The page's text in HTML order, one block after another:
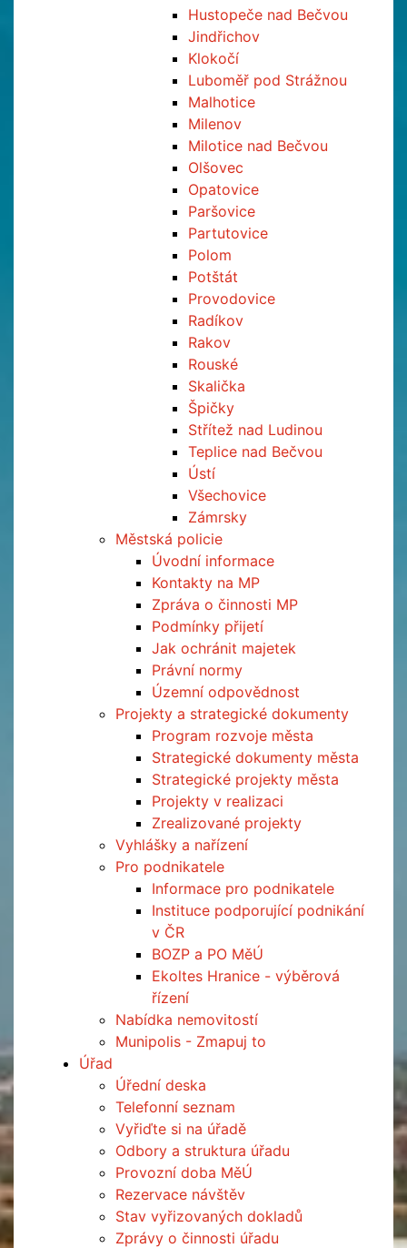
Hustopeče nad Bečvou
Jindřichov
Klokočí
Luboměř pod Strážnou
Malhotice
Milenov
Milotice nad Bečvou
Olšovec
Opatovice
Paršovice
Partutovice
Polom
Potštát
Provodovice
Radíkov
Rakov
Rouské
Skalička
Špičky
Střítež nad Ludinou
Teplice nad Bečvou
Ústí
Všechovice
Zámrsky
Městská policie
Úvodní informace
Kontakty na MP
Zpráva o činnosti MP
Podmínky přijetí
Jak ochránit majetek
Právní normy
Územní odpovědnost
Projekty a strategické dokumenty
Program rozvoje města
Strategické dokumenty města
Strategické projekty města
Projekty v realizaci
Zrealizované projekty
Vyhlášky a nařízení
Pro podnikatele
Informace pro podnikatele
Instituce podporující podnikání
v ČR
BOZP a PO MěÚ
Ekoltes Hranice - výběrová
řízení
Nabídka nemovitostí
Munipolis - Zmapuj to
Úřad
Úřední deska
Telefonní seznam
Vyřiďte si na úřadě
Odbory a struktura úřadu
Provozní doba MěÚ
Rezervace návštěv
Stav vyřizovaných dokladů
Zprávy o činnosti úřadu